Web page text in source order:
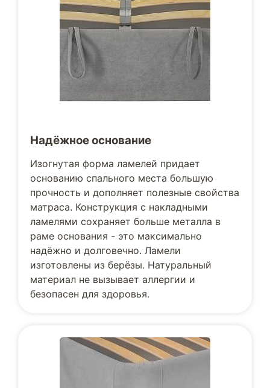
Надёжное основание
Изогнутая форма ламелей придает
основанию спального места большую
прочность и дополняет полезные свойства
матраса. Конструкция с накладными
ламелями сохраняет больше металла в
раме основания - это максимально
надёжно и долговечно. Ламели
изготовлены из берёзы. Натуральный
материал не вызывает аллергии и
безопасен для здоровья.